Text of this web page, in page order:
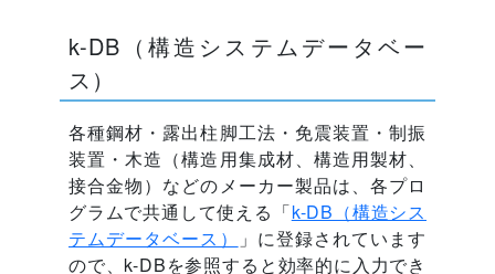
k-DB（構造システムデータベー
ス）
各種鋼材・露出柱脚工法・免震装置・制振
装置・木造（構造用集成材、構造用製材、
接合金物）などのメーカー製品は、各プロ
グラムで共通して使える「k-DB（構造シス
テムデータベース）
」に登録されています
ので、k-DBを参照すると効率的に入力でき